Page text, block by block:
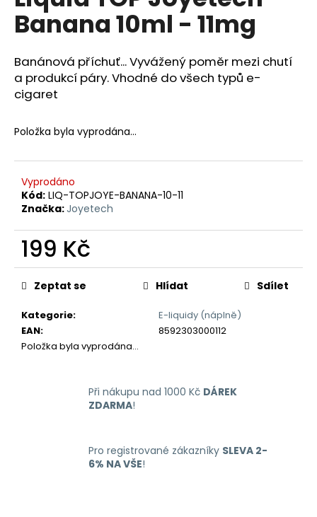
0,0
hvězdiček.
Banana 10ml - 11mg
Banánová příchuť... Vyvážený poměr mezi chutí
a produkcí páry. Vhodné do všech typů e-
cigaret
Položka byla vyprodána…
Vyprodáno
Kód: LIQ-TOPJOYE-BANANA-10-11
Značka:Joyetech
199 Kč
Měrná
cena:
Kategorie:
E-liquidy (náplně)
EAN:
8592303000112
Položka byla vyprodána…
Zeptat se Hlídat Sdílet
Při nákupu nad 1000 Kč DÁREK
ZDARMA!
Pro registrované zákazníky SLEVA 2-
6% NA VŠE!
a
j
í
t
?
HLEDAT
D
o
o
č
u